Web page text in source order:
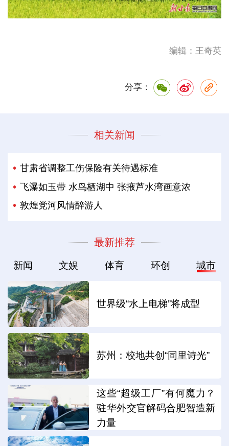
编辑：王奇英
分享：
相关新闻
甘肃省调整工伤保险有关待遇标准
飞瀑如玉带 水鸟栖湖中 张掖芦水湾画意浓
敦煌党河风情醉游人
最新推荐
新闻 文娱 体育 环创 城市
世界级“水上电梯”将成型
苏州：校地共创“同里诗光”
这些“超级工厂”有何魔力？
驻华外交官解码合肥智造新
力量